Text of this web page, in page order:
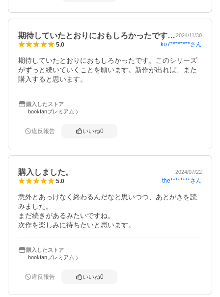
期待していたとおりにおもしろかったです…2024/11/30
5.0 ko7********さん
期待していたとおりにおもしろかったです。このシリーズ
がずっと続いていくことを願います。新作が出れば、また
購入すると思います。
購入したストア
bookfanプレミアム
違反報告 いいね0
購入しました。 2024/07/22
5.0 the********さん
意外とあっけなく終わるんだなと思いつつ、あとがきを読
みました。
まだ続きがあるみたいですね。
次作を楽しみに待ちたいと思います。
購入したストア
bookfanプレミアム
違反報告 いいね0